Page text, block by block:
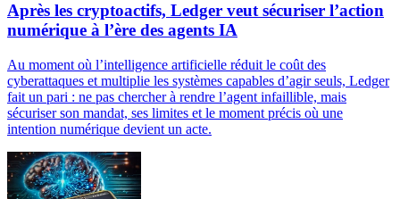
Après les cryptoactifs, Ledger veut sécuriser l’action
numérique à l’ère des agents IA
Au moment où l’intelligence artificielle réduit le coût des
cyberattaques et multiplie les systèmes capables d’agir seuls, Ledger
fait un pari : ne pas chercher à rendre l’agent infaillible, mais
sécuriser son mandat, ses limites et le moment précis où une
intention numérique devient un acte.